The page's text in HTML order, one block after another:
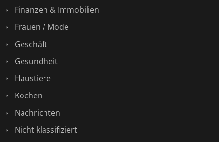
Finanzen & Immobilien
Frauen / Mode
Geschäft
Gesundheit
Haustiere
Kochen
Nachrichten
Nicht klassifiziert